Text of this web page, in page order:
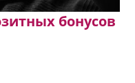
бонусов